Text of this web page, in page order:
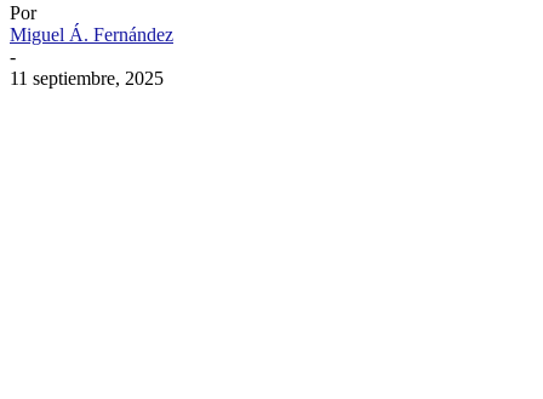
Por
Miguel Á. Fernández
-
11 septiembre, 2025